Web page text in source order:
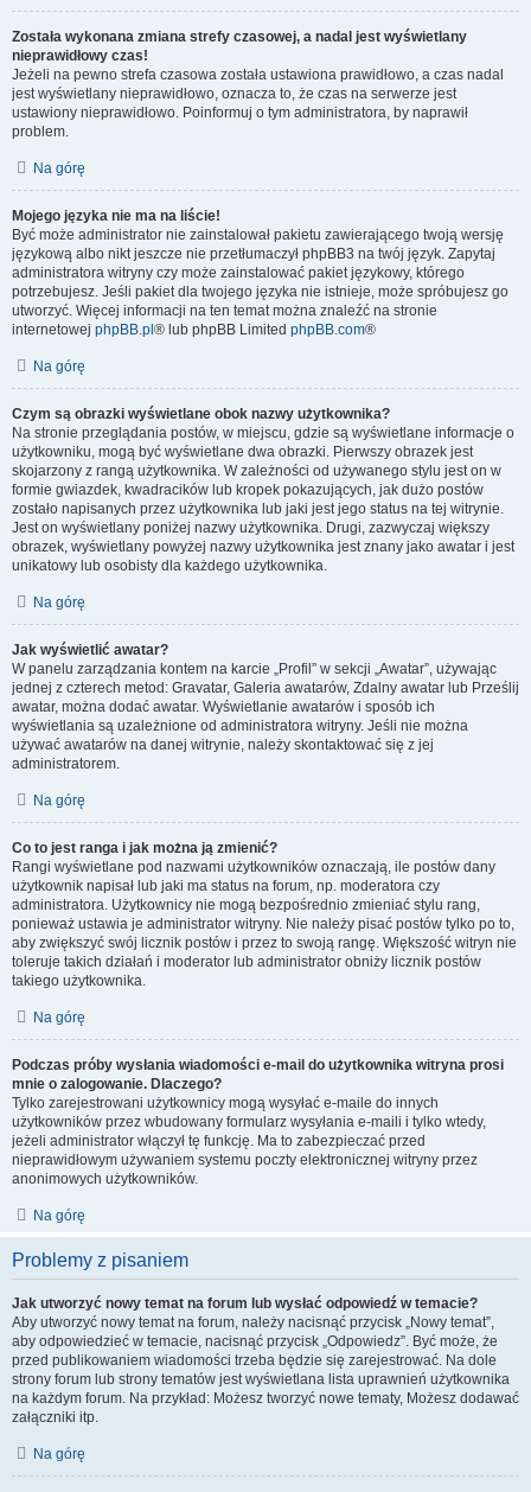
Została wykonana zmiana strefy czasowej, a nadal jest wyświetlany
nieprawidłowy czas!
Jeżeli na pewno strefa czasowa została ustawiona prawidłowo, a czas nadal
jest wyświetlany nieprawidłowo, oznacza to, że czas na serwerze jest
ustawiony nieprawidłowo. Poinformuj o tym administratora, by naprawił
problem.
Na górę
Mojego języka nie ma na liście!
Być może administrator nie zainstalował pakietu zawierającego twoją wersję
językową albo nikt jeszcze nie przetłumaczył phpBB3 na twój język. Zapytaj
administratora witryny czy może zainstalować pakiet językowy, którego
potrzebujesz. Jeśli pakiet dla twojego języka nie istnieje, może spróbujesz go
utworzyć. Więcej informacji na ten temat można znaleźć na stronie
internetowej phpBB.pl ® lub phpBB Limited phpBB.com®
Na górę
Czym są obrazki wyświetlane obok nazwy użytkownika?
Na stronie przeglądania postów, w miejscu, gdzie są wyświetlane informacje o
użytkowniku, mogą być wyświetlane dwa obrazki. Pierwszy obrazek jest
skojarzony z rangą użytkownika. W zależności od używanego stylu jest on w
formie gwiazdek, kwadracików lub kropek pokazujących, jak dużo postów
zostało napisanych przez użytkownika lub jaki jest jego status na tej witrynie.
Jest on wyświetlany poniżej nazwy użytkownika. Drugi, zazwyczaj większy
obrazek, wyświetlany powyżej nazwy użytkownika jest znany jako awatar i jest
unikatowy lub osobisty dla każdego użytkownika.
Na górę
Jak wyświetlić awatar?
W panelu zarządzania kontem na karcie „Profil” w sekcji „Awatar”, używając
jednej z czterech metod: Gravatar, Galeria awatarów, Zdalny awatar lub Prześlij
awatar, można dodać awatar. Wyświetlanie awatarów i sposób ich
wyświetlania są uzależnione od administratora witryny. Jeśli nie można
używać awatarów na danej witrynie, należy skontaktować się z jej
administratorem.
Na górę
Co to jest ranga i jak można ją zmienić?
Rangi wyświetlane pod nazwami użytkowników oznaczają, ile postów dany
użytkownik napisał lub jaki ma status na forum, np. moderatora czy
administratora. Użytkownicy nie mogą bezpośrednio zmieniać stylu rang,
ponieważ ustawia je administrator witryny. Nie należy pisać postów tylko po to,
aby zwiększyć swój licznik postów i przez to swoją rangę. Większość witryn nie
toleruje takich działań i moderator lub administrator obniży licznik postów
takiego użytkownika.
Na górę
Podczas próby wysłania wiadomości e-mail do użytkownika witryna prosi
mnie o zalogowanie. Dlaczego?
Tylko zarejestrowani użytkownicy mogą wysyłać e-maile do innych
użytkowników przez wbudowany formularz wysyłania e-maili i tylko wtedy,
jeżeli administrator włączył tę funkcję. Ma to zabezpieczać przed
nieprawidłowym używaniem systemu poczty elektronicznej witryny przez
anonimowych użytkowników.
Na górę
Problemy z pisaniem
Jak utworzyć nowy temat na forum lub wysłać odpowiedź w temacie?
Aby utworzyć nowy temat na forum, należy nacisnąć przycisk „Nowy temat”,
aby odpowiedzieć w temacie, nacisnąć przycisk „Odpowiedz”. Być może, że
przed publikowaniem wiadomości trzeba będzie się zarejestrować. Na dole
strony forum lub strony tematów jest wyświetlana lista uprawnień użytkownika
na każdym forum. Na przykład: Możesz tworzyć nowe tematy, Możesz dodawać
załączniki itp.
Na górę